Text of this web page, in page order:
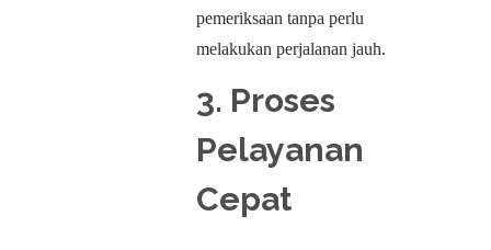
pemeriksaan tanpa perlu
melakukan perjalanan jauh.
3. Proses
Pelayanan
Cepat